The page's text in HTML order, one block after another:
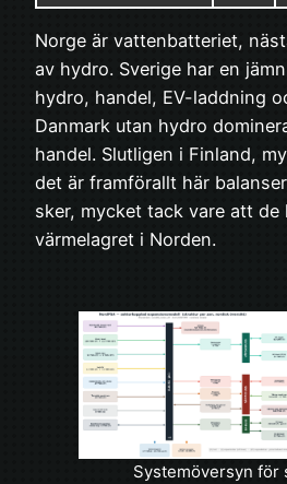
Norge är vattenbatteriet,
av hydro. Sverige har en
hydro, handel, EV-laddning
Danmark utan hydro
handel. Slutligen i Finland,
det är framförallt här
sker, mycket tack vare att
värmelagret i Norden.
Systemöversyn för